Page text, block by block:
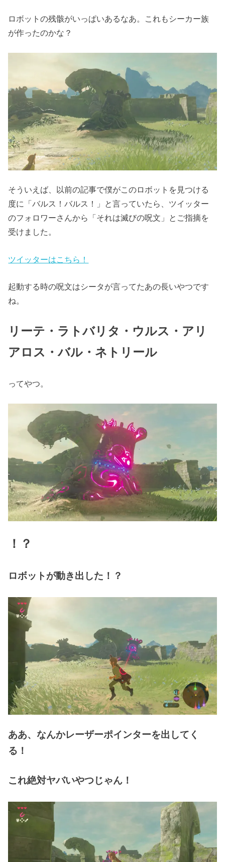
ロボットの残骸がいっぱいあるなあ。これもシーカー族
が作ったのかな？
そういえば、以前の記事で僕がこのロボットを見つける
度に「バルス！バルス！」と言っていたら、ツイッター
のフォロワーさんから「それは滅びの呪文」とご指摘を
受けました。
ツイッターはこちら！
起動する時の呪文はシータが言ってたあの長いやつです
ね。
リーテ・ラトバリタ・ウルス・アリ
アロス・バル・ネトリール
ってやつ。
！？
ロボットが動き出した！？
ああ、なんかレーザーポインターを出してく
る！
これ絶対ヤバいやつじゃん！